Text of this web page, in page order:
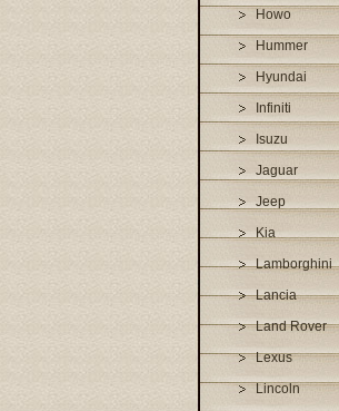
Howo
Hummer
Hyundai
Infiniti
Isuzu
Jaguar
Jeep
Kia
Lamborghini
Lancia
Land Rover
Lexus
Lincoln